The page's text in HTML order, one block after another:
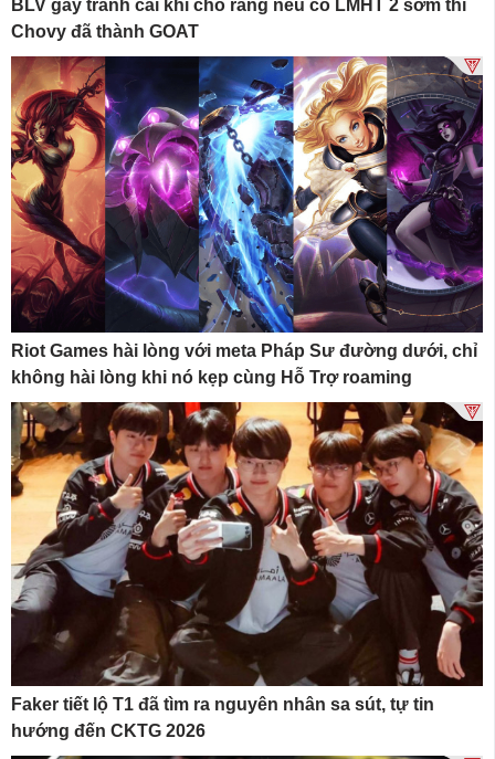
BLV gây tranh cãi khi cho rằng nếu có LMHT 2 sớm thì
Chovy đã thành GOAT
Riot Games hài lòng với meta Pháp Sư đường dưới, chỉ
không hài lòng khi nó kẹp cùng Hỗ Trợ roaming
Faker tiết lộ T1 đã tìm ra nguyên nhân sa sút, tự tin
hướng đến CKTG 2026